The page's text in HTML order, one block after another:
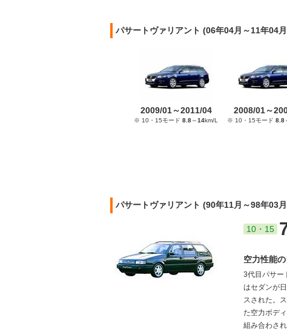
パサートヴァリアント (06年04月～11年04
2009/01～2011/04
※ 10・15モード 8.8～14km/L
2008/01～
※ 10・15モード 8.8
パサートヴァリアント (90年11月～98年03
10・15
空力性能
3代目パサー
はセダンが
スされた。
た空力ボデ
組み合わさ